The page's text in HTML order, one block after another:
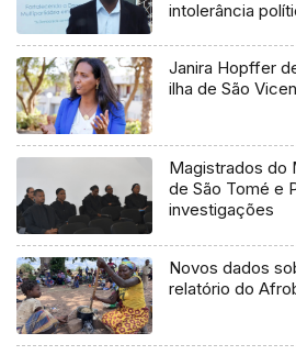
intolerância
Janira Hopffer
ilha de São
Magistrados do
de São Tomé e
investigações
Novos dados
relatório do